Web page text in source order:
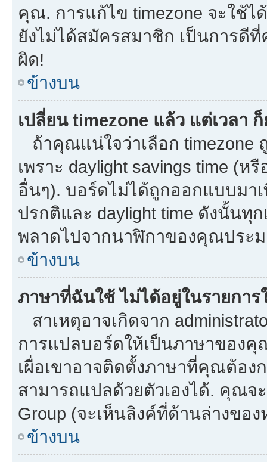
คุณ. การแก้ไข timezone จะใช้
ยังไม่ได้สมัครสมาชิก เป็นการ
ผิด!
ข้างบน
เปลี่ยน timezone แล้ว แต่เวลา
ถ้าคุณแน่ใจว่าเลือก timezone
เพราะ daylight savings time (ห
อื่นๆ). บอร์ดไม่ได้ถูกออกแบบมา
ปรกติและ daylight time ดังนั้นทุ
พลาดไปจากนาฬิกาของคุณประ
ข้างบน
ภาษาที่ฉันใช้ ไม่ได้อยู่ในรายการ
สาเหตุอาจเกิดจาก
การแปลบอร์ดให้เป็นภาษาของคุ
เผื่อเขาอาจติดตั้งภาษาที่คุณต้อ
สามารถแปลด้วยตัวเองได้. คุณจ
Group (จะเห็นลิงค์ที่ด้านล่างของ
ข้างบน